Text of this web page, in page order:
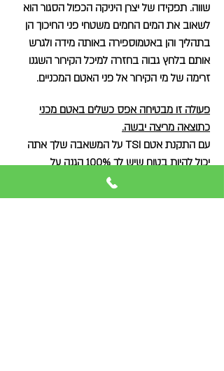
שווה. תפקידו של יצרן היניקה הכפול הסגור הוא
לשאוב את המים החמים משטחי פני החיכוך הן
בתהליך והן באטמוספירה באותה מידה ולגרש
אותם בלחץ גבוה בחזרה למיכל הקירור השגנו
זרימה של מי הקירור אל פני האטם המכניים.
פעולה זו מבטיחה אפס כשלים באטם מכני
כתוצאה מריצה יבשה.
עם התקנת אטם TSI על המשאבה שלך אתה
יכול להיות בטוח שיש לך 100% הגנה על
המשאבה ותוכל להשיג חיסכון עצום בהוצאות על
כשל באטם למזער זמן השבתת ייצור.